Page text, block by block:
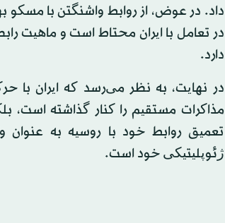
داد. در عوض، از روابط واشنگتن با مسکو
در تعامل با ایران محتاط است و ماهیت
دارد.
در نهایت، به نظر می‌رسد که ایران با
مذاکرات مستقیم را کنار گذاشته است،
تعمیق روابط خود با روسیه به عنوان
ژئوپلیتیکی خود است.